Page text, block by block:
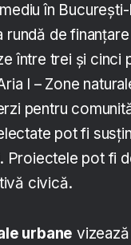
în
rundă de
între trei și
I – Zone
pentru
pot fi
Proiectele pot fi
civică.
urbane